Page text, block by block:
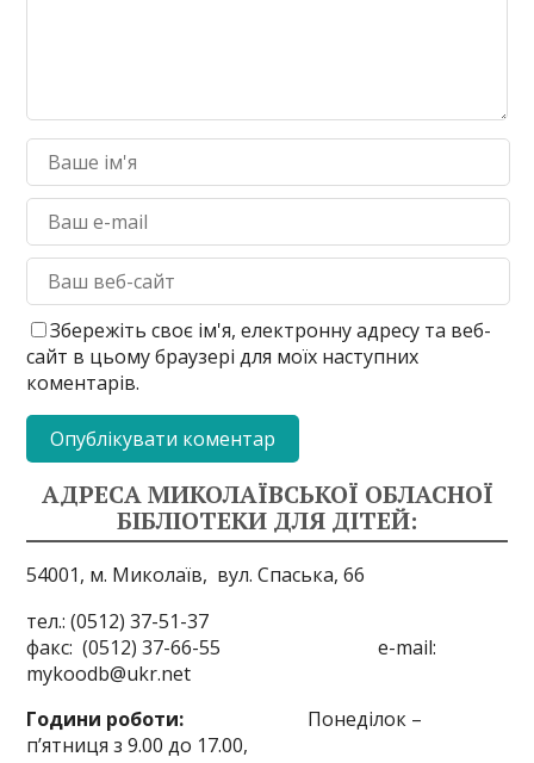
Збережіть своє ім'я, електронну адресу та веб-
сайт в цьому браузері для моїх наступних
коментарів.
АДРЕСА МИКОЛАЇВСЬКОЇ ОБЛАСНОЇ
БІБЛІОТЕКИ ДЛЯ ДІТЕЙ:
54001, м. Миколаїв, вул. Спаська, 66
тел.: (0512) 37-51-37
факс: (0512) 37-66-55 e-mail:
mykoodb@ukr.net
Години роботи: Понеділок –
п’ятниця з 9.00 до 17.00,